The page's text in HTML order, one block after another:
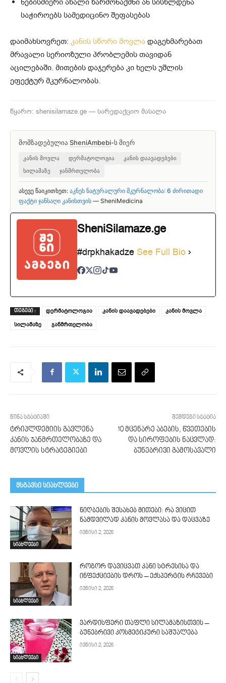
საჭიროებს სამედიცინო შეფასებას
დაიმახსოვრეთ: კანის სწორი მოვლა დაგეხმარებათ
მრავალი სერიოზული პრობლემის თავიდან
აცილებაში. მითების დაჯერება კი ხელს უშლის
ეფექტურ მკურნალობას.
წყარო: shenisilamaze.ge — სარედაქციო მასალა
მომზადებულია SheniAmbebi-ს მიერ
კანის მოვლა დერმატოლოგია
კანის დაავადებები
სილამაზე
ჯანმრთელობა
ასევე წაიკითხეთ: აკნეს ნატურალური მკურნალობა: 6 ძირითადი
ფაქტი ჯანსაღი კანისთვის — SheniMedicina
SheniSilamaze.ge
#drpkhakadze See Full Bio
ᲗᲔᲒᲔᲑᲘ : დერმატოლოგია კანის დაავადებები
კანის მოვლა
სილამაზე
ჯანმრთელობა
წინა სტატიაში
ტრიპლდემიის გავლენა
კანის ჯანმრთელობაზე და
მოვლის სტრატეგიები
შემდეგი სტატია
10 მცენარე აბების, წვეთების
და სიროფების ნაცვლად:
ბუნებრივი გამოსავალი
მსგავსი სიახლეები
სიახლეები
ნიღბების შესახებ მითები: რა ვიცით
ნამდვილად კანის მოვლასა და დაცვაზე
ივნისი 2, 2026
სიახლეები
როგორ დავიცვათ კანი სტრესისა და
ინფექციების დროს – ექსპერტის რჩევები
ივნისი 2, 2026
სიახლეები
ვარდისფერი თაფლი სილამაზისთვის –
ბუნებრივი კოსმეტიკური საშუალება
ივნისი 2, 2026